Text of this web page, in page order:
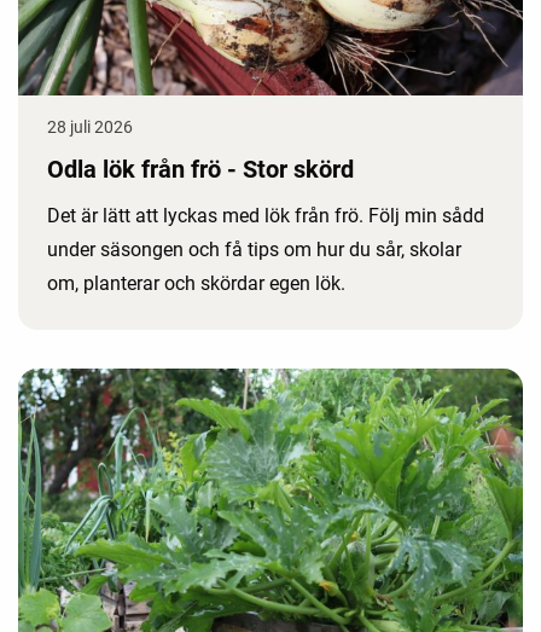
28 juli 2026
Odla lök från frö - Stor skörd
Det är lätt att lyckas med lök från frö. Följ min sådd
under säsongen och få tips om hur du sår, skolar
om, planterar och skördar egen lök.